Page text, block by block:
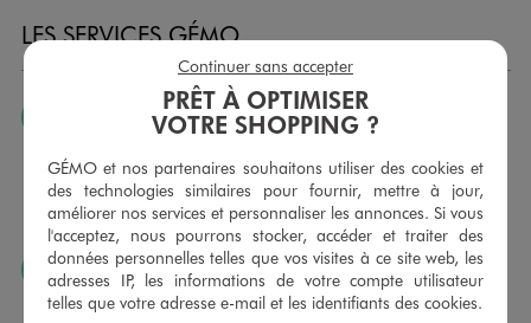
LES SERVICES GÉMO
JE PEUX CHANGER D’AVIS
remboursement pour tout article non porté, non retouché,
sous 30 jours, sur simple présentation du ticket de caisse,
dans tous les magasins GÉMO.
JE PEUX FAIRE RETOUCHER MES ARTICLES
Ourlets, ceintures… vous avez la possibilité de faire
PRÊT À OPTIMISER
VOTRE SHOPPING ?
GÉMO et nos partenaires souhaitons utiliser des cookies et
des technologies similaires pour fournir, mettre à jour,
améliorer nos services et personnaliser les annonces. Si vous
l'acceptez, nous pourrons stocker, accéder et traiter des
données personnelles telles que vos visites à ce site web, les
adresses IP, les informations de votre compte utilisateur
telles que votre adresse e-mail et les identifiants des cookies.
Continuer sans accepter